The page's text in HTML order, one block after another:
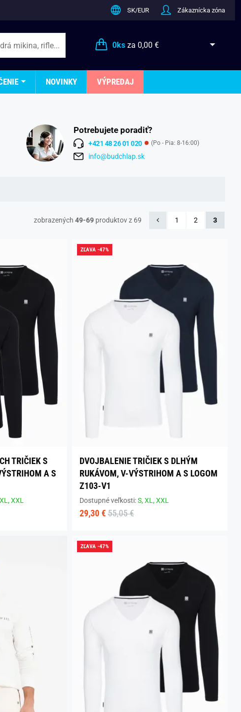
SK/EUR Zákaznícka zóna
0ksza 0,00 €
NOVINKY VÝPREDAJ
Potrebujete poradiť?
+421 48 26 01 020 (Po - Pia: 8-16:00)
info@budchlap.sk
zobrazených 49-69 produktov z 69 1 2 3
TRIČIEK S
A S
XL,XXL
ZĽAVA -47%
DVOJBALENIE TRIČIEK S DLHÝM
RUKÁVOM, V-VÝSTRIHOM A S LOGOM
Z103-V1
Dostupné veľkosti:S,XL,XXL
29,30 € 55,05 €
ZĽAVA -47%